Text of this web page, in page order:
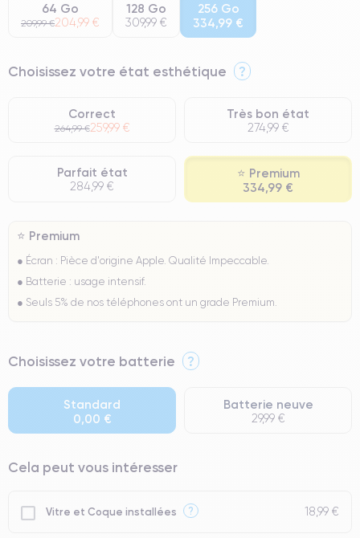
64 Go
209,99 €204,99 €
128 Go
309,99 €
256 Go
334,99 €
Choisissez votre état esthétique ?
Correct
264,99 €259,99 €
Très bon état
274,99 €
Parfait état
284,99 €
⭐ Premium
334,99 €
⭐ Premium
● Écran : Pièce d'origine Apple. Qualité Impeccable.
● Batterie : usage intensif.
● Seuls 5% de nos téléphones ont un grade Premium.
Choisissez votre batterie ?
Standard
0,00 €
Batterie neuve
29,99 €
Cela peut vous intéresser
Vitre et Coque installées ? 18,99 €